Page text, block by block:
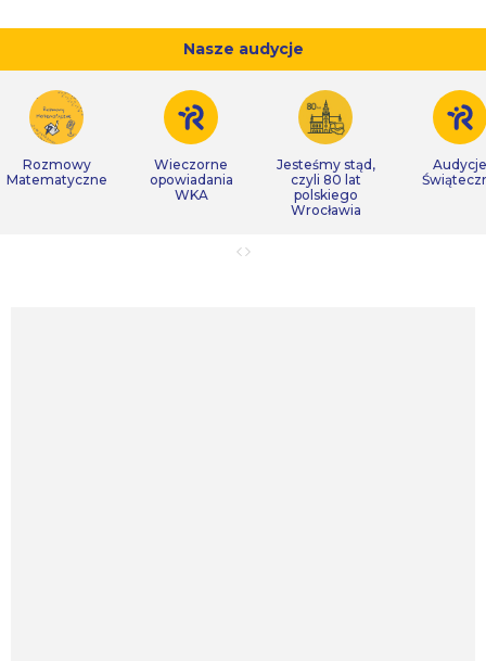
Nasze audycje
Rozmowy
Matematyczne
Wieczorne
opowiadania
WKA
Jesteśmy stąd,
czyli 80 lat
polskiego
Wrocławia
Audycje